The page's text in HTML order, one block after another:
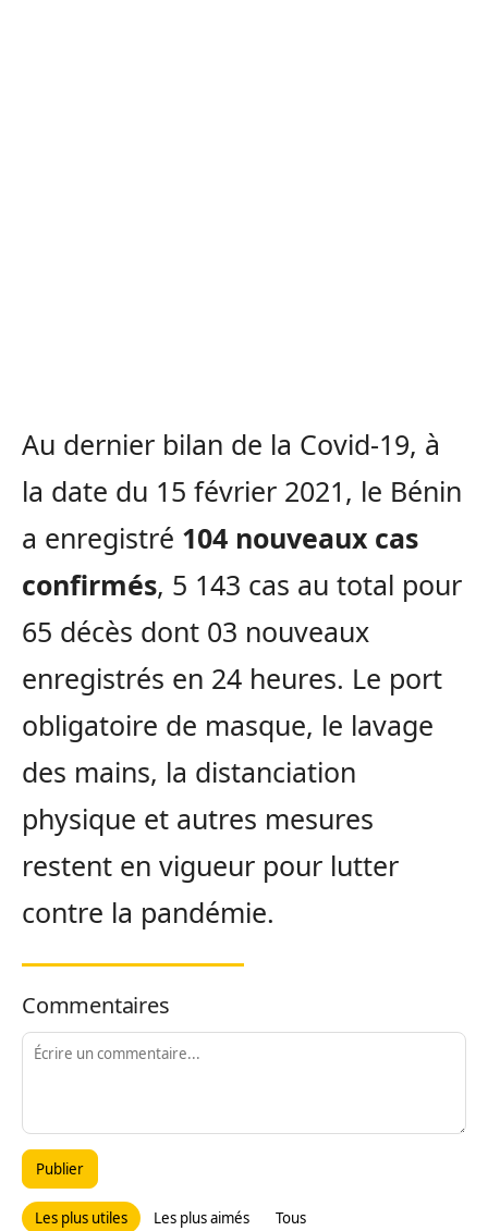
Au dernier bilan de la Covid-19, à
la date du 15 février 2021, le Bénin
a enregistré 104 nouveaux cas
confirmés, 5 143 cas au total pour
65 décès dont 03 nouveaux
enregistrés en 24 heures. Le port
obligatoire de masque, le lavage
des mains, la distanciation
physique et autres mesures
restent en vigueur pour lutter
contre la pandémie.
Commentaires
Publier
Les plus utiles Les plus aimés Tous